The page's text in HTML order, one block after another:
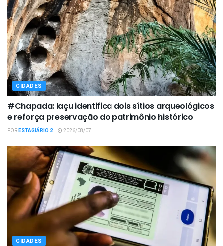
CIDADES
#Chapada: Iaçu identifica dois sítios arqueológicos
e reforça preservação do patrimônio histórico
PORESTAGIÁRIO 2 2026/08/07
CIDADES